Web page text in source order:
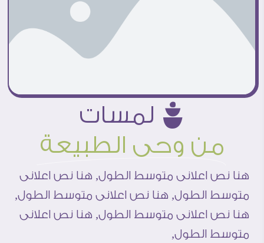
û لمسات
من وحى الطبيعة
هنا نص اعلانى متوسط الطول, هنا نص اعلانى
متوسط الطول, هنا نص اعلانى متوسط الطول,
هنا نص اعلانى متوسط الطول, هنا نص اعلانى
متوسط الطول,